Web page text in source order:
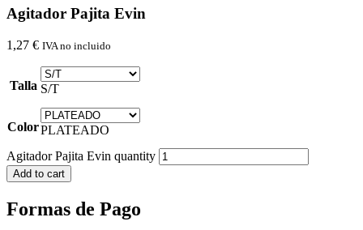
Agitador Pajita Evin
1,27 € IVA no incluido
Talla S/T
ColorPLATEADO
Agitador Pajita Evin quantity
Add to cart
Formas de Pago